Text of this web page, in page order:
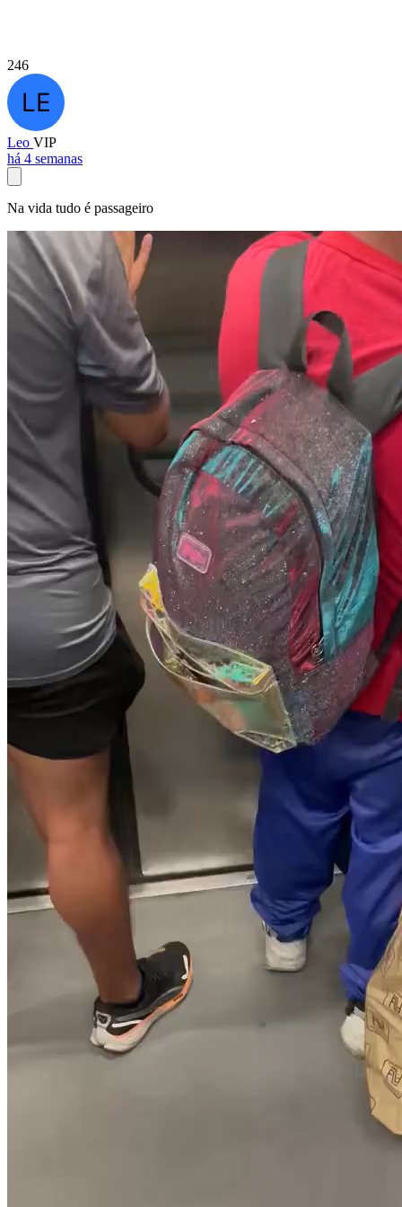
246
Leo VIP
há 4 semanas
Na vida tudo é passageiro